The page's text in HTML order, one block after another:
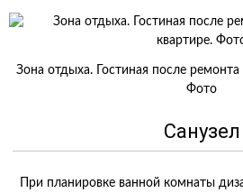
Зона отдыха. Гостиная после
Фото
Санузел
При планировке ванной комнаты